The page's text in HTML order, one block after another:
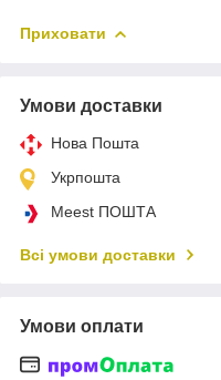
Приховати
Умови доставки
Нова Пошта
Укрпошта
Meest ПОШТА
Всі умови доставки
Умови оплати